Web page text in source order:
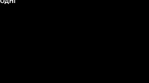
это не было бы возможно если бы
пилотов ВВС принимало
лишь то, что на полную
которую он сильно почистил
на ее эффективности)